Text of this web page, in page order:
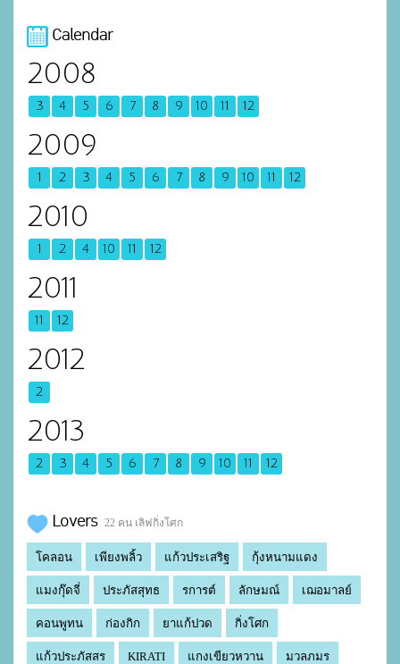
Calendar
2008
3 4 5 6 7 8 9 10 11 12
2009
1 2 3 4 5 6 7 8 9 10 11 12
2010
1 2 4 10 11 12
2011
11 12
2012
2
2013
2 3 4 5 6 7 8 9 10 11 12
Lovers 22 คน เลิฟกิ่งโศก
โคลอน เพียงพลิ้ว แก้วประเสริฐ กุ้งหนามแดง
แมงกุ๊ดจี่ ประภัสสุทธ รการต์ ลักษมณ์ เฌอมาลย์
คอนพูทน ก่องกิก ยาแก้ปวด กิ่งโศก
แก้วประภัสสร KIRATI แกงเขียวหวาน มวลภมร